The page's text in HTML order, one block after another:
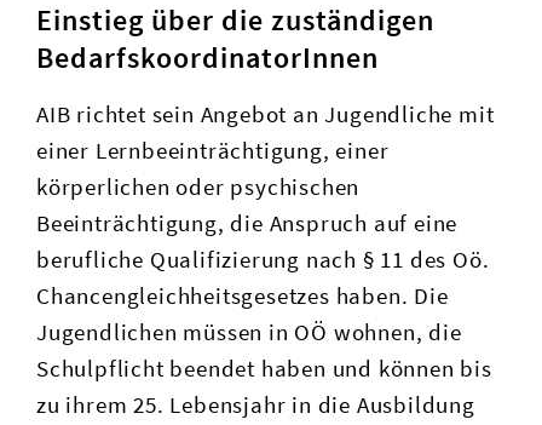
Einstieg über die zuständigen
BedarfskoordinatorInnen
AIB richtet sein Angebot an Jugendliche mit
einer Lernbeeinträchtigung, einer
körperlichen oder psychischen
Beeinträchtigung, die Anspruch auf eine
berufliche Qualifizierung nach § 11 des Oö.
Chancengleichheitsgesetzes haben. Die
Jugendlichen müssen in OÖ wohnen, die
Schulpflicht beendet haben und können bis
zu ihrem 25. Lebensjahr in die Ausbildung